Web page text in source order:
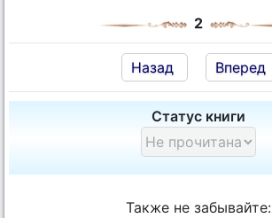
2
Назад Вперед
Статус книги
Также не забывайте: